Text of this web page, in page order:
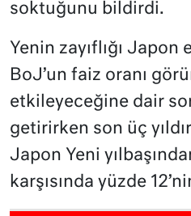
soktuğunu bildirdi.
Yenin zayıflığı
BoJ’un faiz oranı
etkileyeceğine dair
getirirken son üç
Japon Yeni
karşısında yüzde